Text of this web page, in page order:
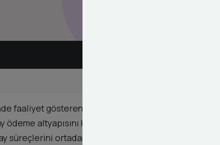
faaliyet gösteren işletmelerin en büyük ihtiyacı
altyapısını kusursuz bir şekilde birbirine
süreçlerini ortadan kaldıran bu sistem